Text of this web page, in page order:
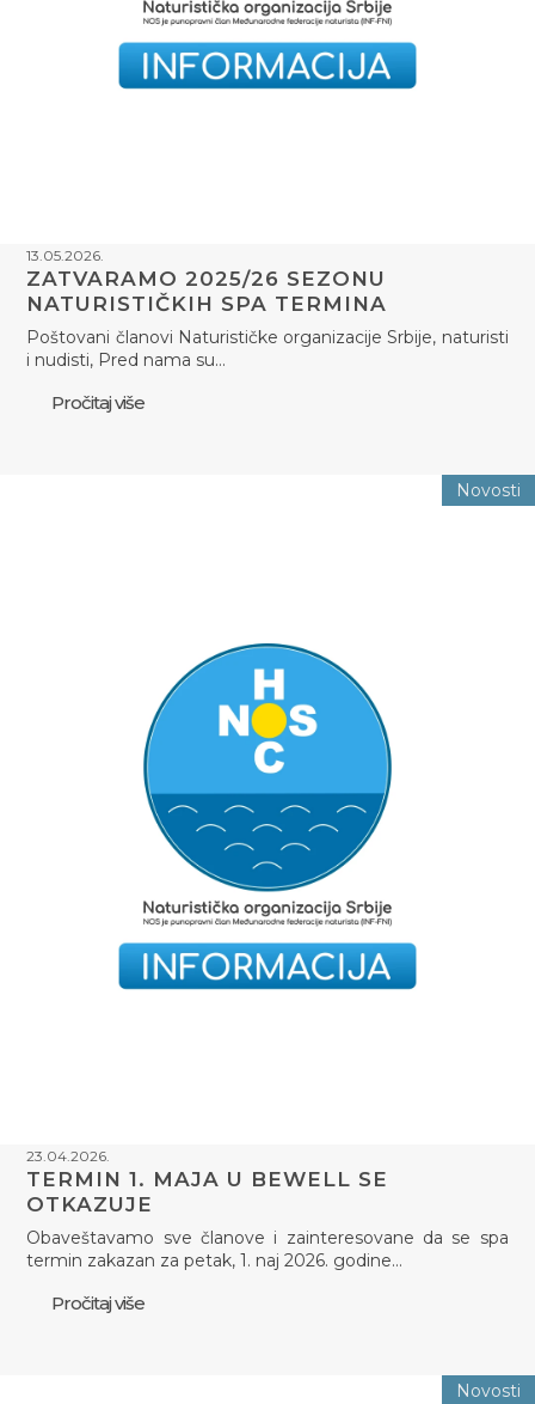
13.05.2026.
ZATVARAMO 2025/26 SEZONU
NATURISTIČKIH SPA TERMINA
Poštovani članovi Naturističke organizacije Srbije, naturisti
i nudisti, Pred nama su…
Pročitaj više
Novosti
23.04.2026.
TERMIN 1. MAJA U BEWELL SE
OTKAZUJE
Obaveštavamo sve članove i zainteresovane da se spa
termin zakazan za petak, 1. naj 2026. godine…
Pročitaj više
Novosti